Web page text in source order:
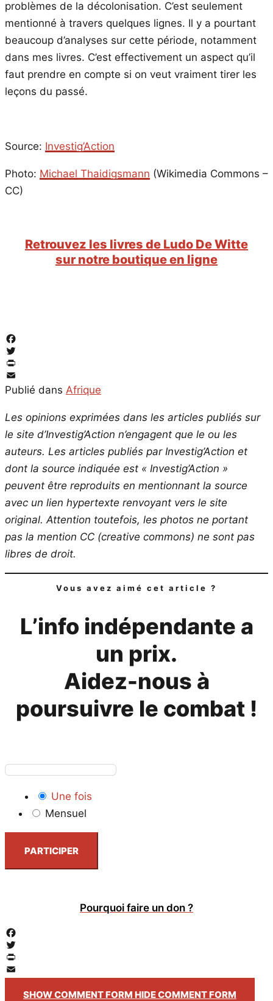
problèmes de la décolonisation. C’est seulement
mentionné à travers quelques lignes. Il y a pourtant
beaucoup d’analyses sur cette période, notamment
dans mes livres. C’est effectivement un aspect qu’il
faut prendre en compte si on veut vraiment tirer les
leçons du passé.
Source: Investig’Action
Photo: Michael Thaidigsmann (Wikimedia Commons –
CC)
Retrouvez les livres de Ludo De Witte
sur notre boutique en ligne
Facebook
Twitter
PrintFriendly
Email
Publié dans Afrique
Les opinions exprimées dans les articles publiés sur
le site d’Investig’Action n’engagent que le ou les
auteurs. Les articles publiés par Investig’Action et
dont la source indiquée est « Investig’Action »
peuvent être reproduits en mentionnant la source
avec un lien hypertexte renvoyant vers le site
original. Attention toutefois, les photos ne portant
pas la mention CC (creative commons) ne sont pas
libres de droit.
Vous avez aimé cet article ?
L’info indépendante a
un prix.
Aidez-nous à
poursuivre le combat !
Une fois
Mensuel
PARTICIPER
Pourquoi faire un don ?
Facebook
Twitter
PrintFriendly
Email
SHOW COMMENT FORM HIDE COMMENT FORM